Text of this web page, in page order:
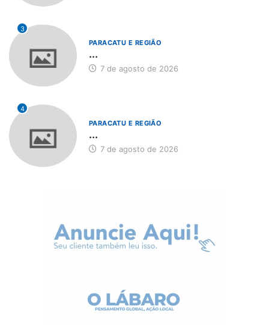
3
PARACATU E REGIÃO
...
7 de agosto de 2026
4
PARACATU E REGIÃO
...
7 de agosto de 2026